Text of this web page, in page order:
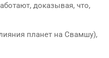
доказывая, что,
планет на Свамшу),